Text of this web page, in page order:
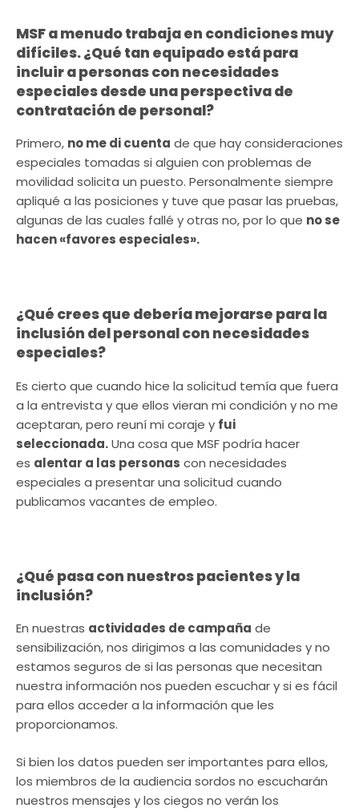
MSF a menudo trabaja en condiciones muy
difíciles. ¿Qué tan equipado está para
incluir a personas con necesidades
especiales desde una perspectiva de
contratación de personal?
Primero, no me di cuenta de que hay consideraciones
especiales tomadas si alguien con problemas de
movilidad solicita un puesto. Personalmente siempre
apliqué a las posiciones y tuve que pasar las pruebas,
algunas de las cuales fallé y otras no, por lo que no se
hacen «favores especiales».
¿Qué crees que debería mejorarse para la
inclusión del personal con necesidades
especiales?
Es cierto que cuando hice la solicitud temía que fuera
a la entrevista y que ellos vieran mi condición y no me
aceptaran, pero reuní mi coraje y fui
seleccionada.Una cosa que MSF podría hacer
es alentar a las personas con necesidades
especiales a presentar una solicitud cuando
publicamos vacantes de empleo.
¿Qué pasa con nuestros pacientes y la
inclusión?
En nuestras actividades de campaña de
sensibilización, nos dirigimos a las comunidades y no
estamos seguros de si las personas que necesitan
nuestra información nos pueden escuchar y si es fácil
para ellos acceder a la información que les
proporcionamos.
Si bien los datos pueden ser importantes para ellos,
los miembros de la audiencia sordos no escucharán
nuestros mensajes y los ciegos no verán los